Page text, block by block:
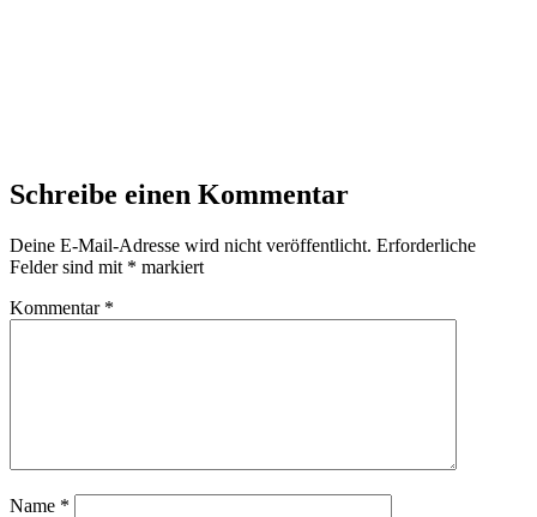
Schreibe einen Kommentar
Deine E-Mail-Adresse wird nicht veröffentlicht. Erforderliche
Felder sind mit * markiert
Kommentar *
Name *